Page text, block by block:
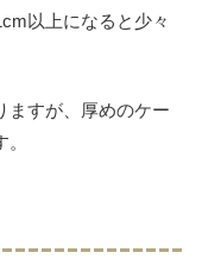
以上になると少々
ますが、厚めのケー